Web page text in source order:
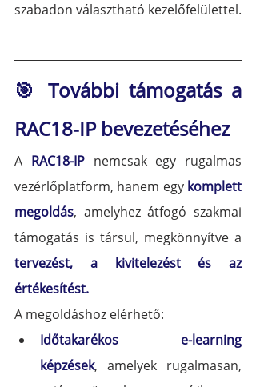
szabadon választható kezelőfelülettel.
🎯 További támogatás a
RAC18-IP bevezetéséhez
A RAC18-IP nemcsak egy rugalmas
vezérlőplatform, hanem egy komplett
megoldás, amelyhez átfogó szakmai
tervezést, a kivitelezést és az
értékesítést.
A megoldáshoz elérhető:
Időtakarékos e-learning
képzések, amelyek rugalmasan,